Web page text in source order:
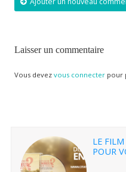
Laisser un commentaire
Vous devez vous connecterpour
LE
POUR